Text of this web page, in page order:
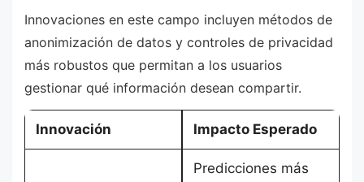
Innovaciones en este campo incluyen métodos de
anonimización de datos y controles de privacidad
más robustos que permitan a los usuarios
gestionar qué información desean compartir.
Innovación Impacto Esperado
Predicciones más